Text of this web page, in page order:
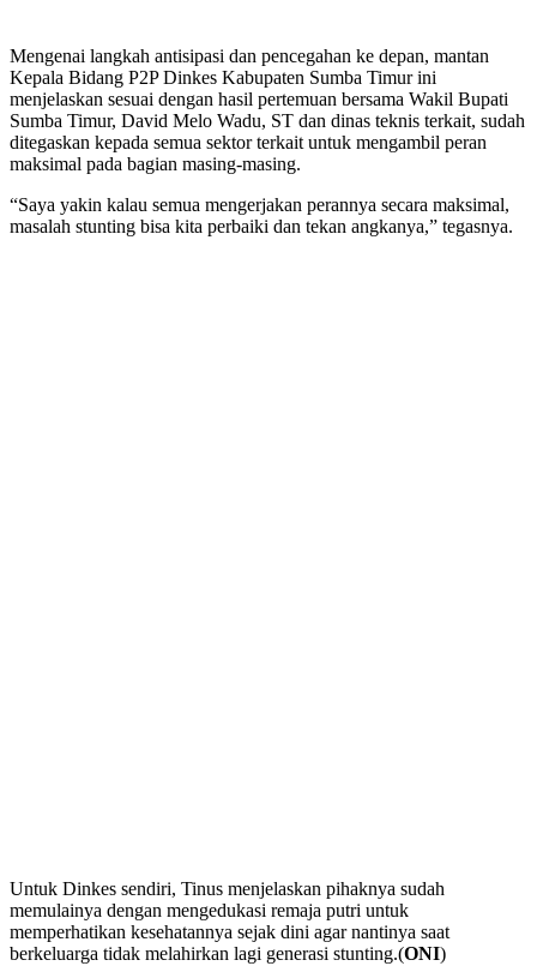
Mengenai langkah antisipasi dan pencegahan ke depan, mantan
Kepala Bidang P2P Dinkes Kabupaten Sumba Timur ini
menjelaskan sesuai dengan hasil pertemuan bersama Wakil Bupati
Sumba Timur, David Melo Wadu, ST dan dinas teknis terkait, sudah
ditegaskan kepada semua sektor terkait untuk mengambil peran
maksimal pada bagian masing-masing.
“Saya yakin kalau semua mengerjakan perannya secara maksimal,
masalah stunting bisa kita perbaiki dan tekan angkanya,” tegasnya.
Untuk Dinkes sendiri, Tinus menjelaskan pihaknya sudah
memulainya dengan mengedukasi remaja putri untuk
memperhatikan kesehatannya sejak dini agar nantinya saat
berkeluarga tidak melahirkan lagi generasi stunting.(ONI)